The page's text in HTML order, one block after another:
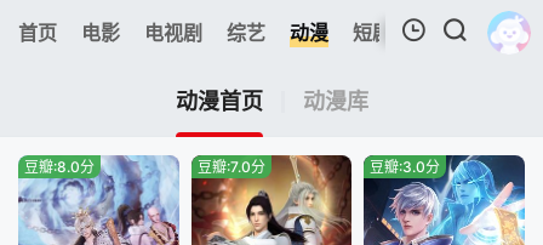
首页 电影 电视剧 综艺 动漫 短剧大全 追剧周表
我的观影记录
动漫首页 动漫库
豆瓣:8.0分 豆瓣:7.0分 豆瓣:3.0分